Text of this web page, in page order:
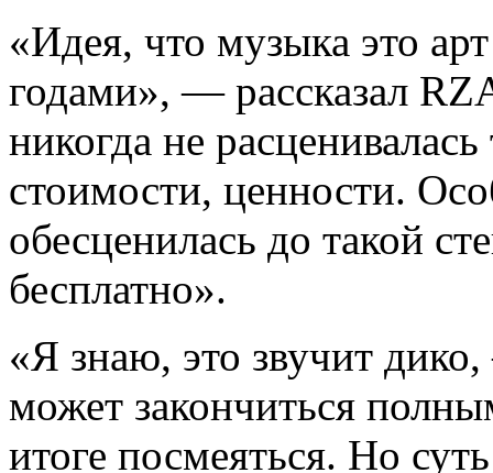
«Идея, что музыка это
годами», — рассказал
никогда не
стоимости, ценности.
обесценилась до такой
бесплатно».
«Я знаю, это звучит
может закончиться
итоге посмеяться. Но